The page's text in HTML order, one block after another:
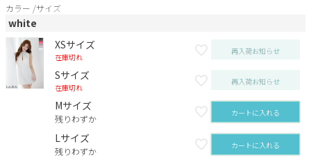
カラー サイズ
white
XSサイズ
在庫切れ
再入荷お知らせ
Sサイズ
在庫切れ
再入荷お知らせ
Mサイズ
残りわずか カートに入れる
Lサイズ
残りわずか カートに入れる